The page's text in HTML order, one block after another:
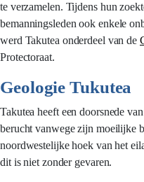
te verzamelen. Tijdens hun
bemanningsleden ook enkele
werd Takutea onderdeel van de
Protectoraat.
Geologie Tukutea
Takutea heeft een doorsnede
berucht vanwege zijn moeilijke
noordwestelijke hoek van het
dit is niet zonder gevaren.